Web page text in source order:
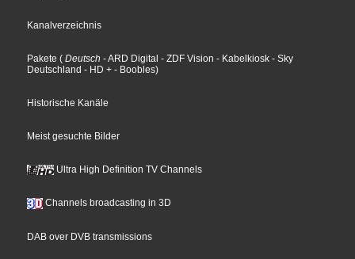
Kanalverzeichnis
Pakete ( Deutsch - ARD Digital - ZDF Vision - Kabelkiosk - Sky
Deutschland - HD + - Boobles)
Historische Kanäle
Meist gesuchte Bilder
Ultra High Definition TV Channels
Channels broadcasting in 3D
DAB over DVB transmissions